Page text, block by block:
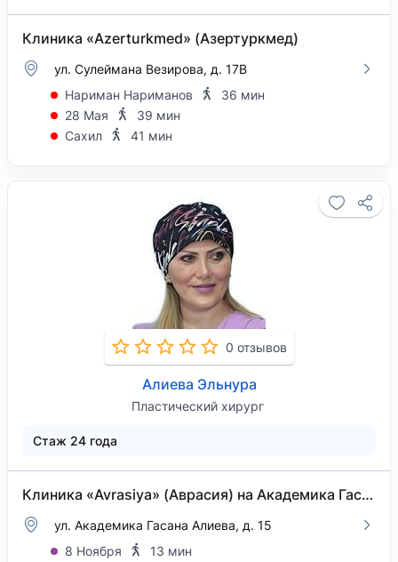
Клиника «Azerturkmed» (Азертуркмед)
ул. Сулеймана Везирова, д. 17B
Нариман Нариманов
36 мин
28 Мая
39 мин
Сахил
41 мин
0 отзывов
Алиева Эльнура
Пластический хирург
Стаж 24 года
Клиника «Avrasiya» (Аврасия) на Академика Гасана Алиева
ул. Академика Гасана Алиева, д. 15
8 Ноября
13 мин